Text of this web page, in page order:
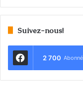
Suivez-nous!
2 700